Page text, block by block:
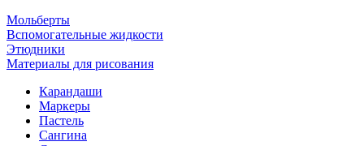
Мольберты
Вспомогательные жидкости
Этюдники
Материалы для рисования
Карандаши
Маркеры
Пастель
Сангина